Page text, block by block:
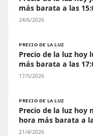
más barata a las
24/6/2026
PRECIO DE LA LUZ
Precio de la luz hoy
más barata a las
17/5/2026
PRECIO DE LA LUZ
Precio de la luz hoy
hora más barata a
21/4/2026